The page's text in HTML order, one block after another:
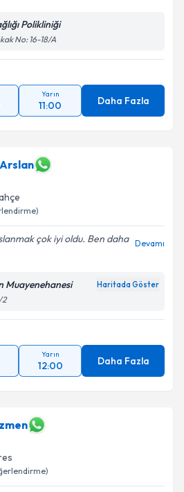
Polikliniği
No: 16-18/A
Yarın
11:00 Daha Fazla
çok iyi oldu. Ben daha Devamı
Muayenehanesi Haritada Göster
2
Yarın
12:00 Daha Fazla